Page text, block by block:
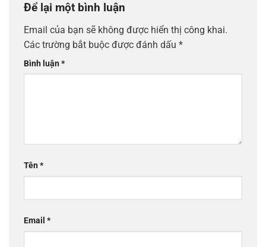
Để lại một bình luận
Email của bạn sẽ không được hiển thị công khai.
Các trường bắt buộc được đánh dấu *
Bình luận*
Tên*
Email *